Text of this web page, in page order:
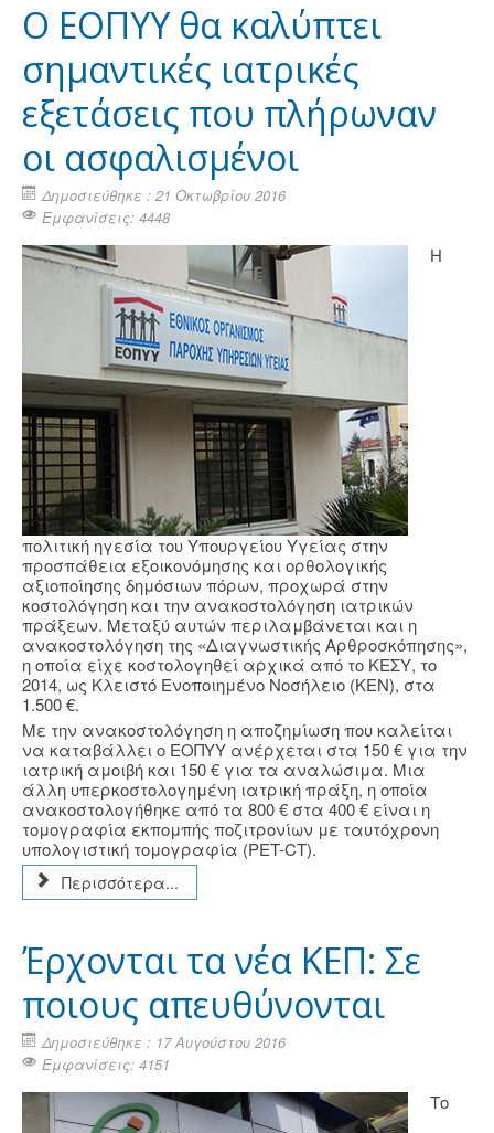
Ο ΕΟΠΥΥ θα καλύπτει
σημαντικές ιατρικές
εξετάσεις που πλήρωναν
οι ασφαλισμένοι
Δημοσιεύθηκε : 21 Οκτωβρίου 2016
Εμφανίσεις: 4448
Η
πολιτική ηγεσία του Υπουργείου Υγείας στην
προσπάθεια εξοικονόμησης και ορθολογικής
αξιοποίησης δημόσιων πόρων, προχωρά στην
κοστολόγηση και την ανακοστολόγηση ιατρικών
πράξεων. Μεταξύ αυτών περιλαμβάνεται και η
ανακοστολόγηση της «Διαγνωστικής Αρθροσκόπησης»,
η οποία είχε κοστολογηθεί αρχικά από το ΚΕΣΥ, το
2014, ως Κλειστό Ενοποιημένο Νοσήλειο (ΚΕΝ), στα
1.500 €.
Με την ανακοστολόγηση η αποζημίωση που καλείται
να καταβάλλει ο ΕΟΠΥΥ ανέρχεται στα 150 € για την
ιατρική αμοιβή και 150 € για τα αναλώσιμα. Μια
άλλη υπερκοστολογημένη ιατρική πράξη, η οποία
ανακοστολογήθηκε από τα 800 € στα 400 € είναι η
τομογραφία εκπομπής ποζιτρονίων με ταυτόχρονη
υπολογιστική τομογραφία (PET-CT).
Περισσότερα...
Έρχονται τα νέα ΚΕΠ: Σε
ποιους απευθύνονται
Δημοσιεύθηκε : 17 Αυγούστου 2016
Εμφανίσεις: 4151
Το